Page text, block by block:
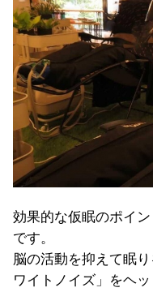
効果的な仮眠のポイ
です。
脳の活動を抑えて眠
ワイトノイズ」をヘ